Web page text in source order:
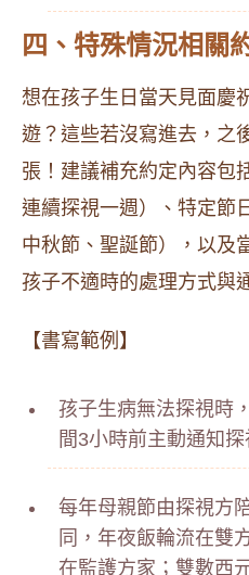
四、特殊情況相關
想在孩子生日當天見面慶
遊？這些若沒寫進去，之
張！建議補充約定內容包
連續探視一週）、特定節
中秋節、聖誕節），以及
孩子不適時的處理方式與
【書寫範例】
孩子生病無法探視時
間3小時前主動通知
每年母親節由探視方
同，年夜飯輪流在雙
在監護方家；雙數西